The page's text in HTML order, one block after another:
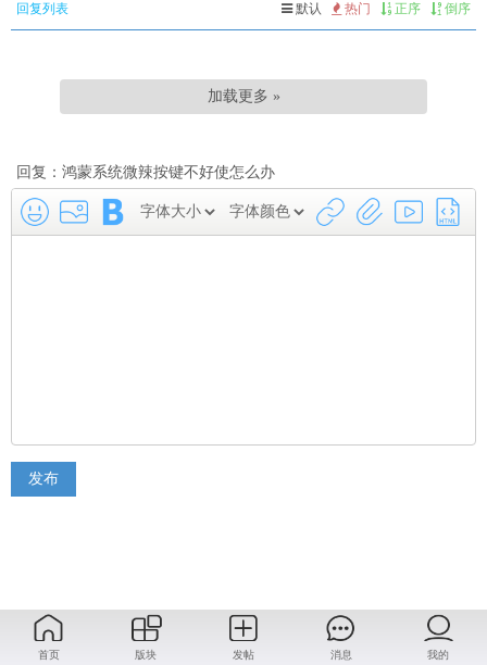
首页 版块 发帖 消息 我的
回复列表 默认 热门 正序 倒序
加载更多 »
回复：鸿蒙系统微辣按键不好使怎么办
发布